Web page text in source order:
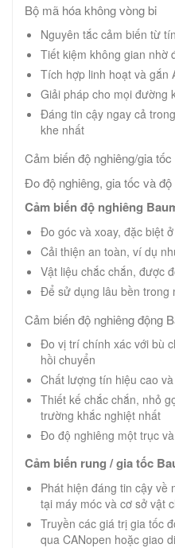
Bộ mã hóa không vòng bi
Nguyên tắc cảm biến từ
Tiết kiệm không gian nhờ
Tích hợp linh hoạt và gắn
Giải pháp cho mọi đường
Đáng tin cậy ngay cả
khe nhất
Cảm biến độ nghiêng/gia tốc
Đo độ nghiêng, gia tốc và độ
Cảm biến độ nghiêng
Đo góc và xoay, đặc biệt
Cải thiện an toàn, ví dụ
Vật liệu chắc chắn, được
Để sử dụng lâu bền trong
Cảm biến độ nghiêng động
Đo vị trí chính xác với bù
hồi chuyển
Chất lượng tín hiệu cao
Thiết kế chắc chắn, nhỏ
trường khắc nghiệt nhất
Đo độ nghiêng một trục
Cảm biến rung / gia tốc
Phát hiện đáng tin cậy về
tại máy móc và cơ sở vật
Truyền các giá trị gia tốc
qua CANopen hoặc giao